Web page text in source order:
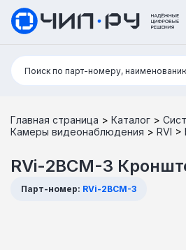
Поиск:
Поиск по парт-номеру,
Главная страница > Каталог >
Камеры видеонаблюдения > RVI >
RVi-2BCM-3
Парт-номер: RVi-2BCM-3